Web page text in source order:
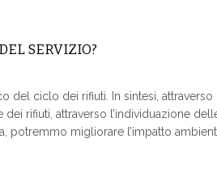
SERVIZIO?
del ciclo dei rifiuti. In sintesi, attraverso
rifiuti, attraverso l’individuazione
potremmo migliorare l’impatto